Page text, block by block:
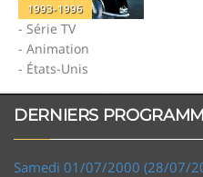
1993-1996
- Série TV
- Animation
- États-Unis
DERNIERS
Samedi 01/07/2000 (28/07/